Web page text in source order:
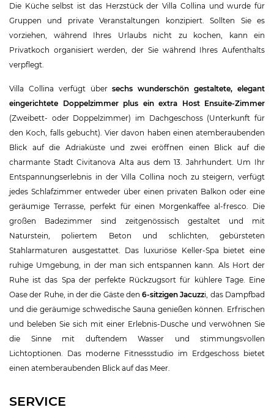
Die Küche selbst ist das Herzstück der Villa Collina und wurde für
Gruppen und private Veranstaltungen konzipiert. Sollten Sie es
vorziehen, während Ihres Urlaubs nicht zu kochen, kann ein
Privatkoch organisiert werden, der Sie während Ihres Aufenthalts
verpflegt.
Villa Collina verfügt übersechs wunderschön gestaltete, elegant
eingerichtete Doppelzimmer plus ein extra Host Ensuite-Zimmer
(Zweibett- oder Doppelzimmer) im Dachgeschoss (Unterkunft für
den Koch, falls gebucht). Vier davon haben einen atemberaubenden
Blick auf die Adriaküste und zwei eröffnen einen Blick auf die
charmante Stadt Civitanova Alta aus dem 13. Jahrhundert. Um Ihr
Entspannungserlebnis in der Villa Collina noch zu steigern, verfügt
jedes Schlafzimmer entweder über einen privaten Balkon oder eine
geräumige Terrasse, perfekt für einen Morgenkaffee al-fresco. Die
großen Badezimmer sind zeitgenössisch gestaltet und mit
Naturstein, poliertem Beton und schlichten, gebürsteten
Stahlarmaturen ausgestattet. Das luxuriöse Keller-Spa bietet eine
ruhige Umgebung, in der man sich entspannen kann. Als Hort der
Ruhe ist das Spa der perfekte Rückzugsort für kühlere Tage. Eine
Oase der Ruhe, in der die Gäste den6-sitzigen Jacuzzi, das Dampfbad
und die geräumige schwedische Sauna genießen können. Erfrischen
und beleben Sie sich mit einer Erlebnis-Dusche und verwöhnen Sie
die Sinne mit duftendem Wasser und stimmungsvollen
Lichtoptionen. Das moderne Fitnessstudio im Erdgeschoss bietet
einen atemberaubenden Blick auf das Meer.
SERVICE